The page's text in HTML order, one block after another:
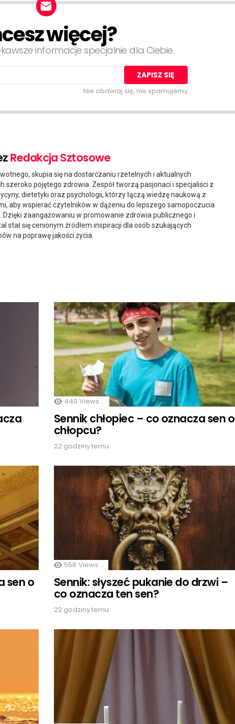
więcej?
informacje specjalnie dla Ciebie.
Nie obawiaj się, nie spamujemy.
Redakcja Sztosowe
skupia się na dostarczaniu rzetelnych i aktualnych
szeroko pojętego zdrowia. Zespół tworzą pasjonaci i specjaliści z
dietetyki oraz psychologii, którzy łączą wiedzę naukową z
aby wspierać czytelników w dążeniu do lepszego samopoczucia
Dzięki zaangażowaniu w promowanie zdrowia publicznego i
stał się cenionym źródłem inspiracji dla osób szukających
na poprawę jakości życia.
440 Views
Sennik chłopiec – co oznacza sen o
chłopcu?
22 godziny temu
sen o
558 Views
Sennik: słyszeć pukanie do drzwi –
co oznacza ten sen?
22 godziny temu